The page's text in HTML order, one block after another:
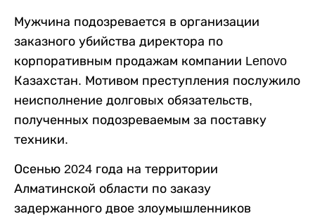
Мужчина подозревается в организации
заказного убийства директора по
корпоративным продажам компании Lenovo
Казахстан. Мотивом преступления послужило
неисполнение долговых обязательств,
полученных подозреваемым за поставку
техники.
Осенью 2024 года на территории
Алматинской области по заказу
задержанного двое злоумышленников